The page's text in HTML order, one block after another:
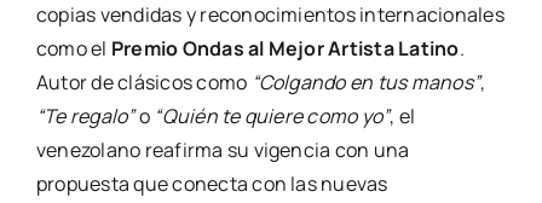
copias vendidas y reconocimientos internacionales
como el Premio Ondas al Mejor Artista Latino.
Autor de clásicos como “Colgando en tus manos”,
“Te regalo”o “Quién te quiere como yo”, el
venezolano reafirma su vigencia con una
propuesta que conecta con las nuevas